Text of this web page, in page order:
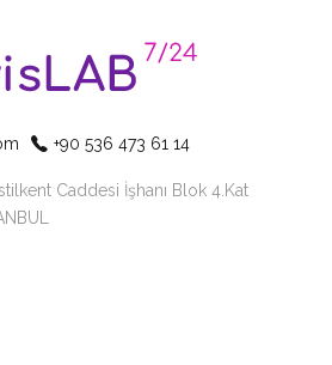
+90 536 473 61 14
Caddesi İşhanı Blok 4.Kat